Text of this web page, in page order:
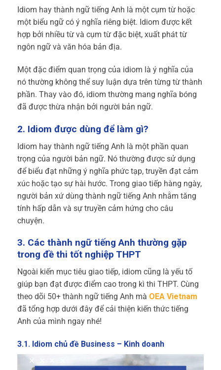
Idiom hay thành ngữ tiếng Anh là một cụm từ hoặc
một biểu ngữ có ý nghĩa riêng biệt. Idiom được kết
hợp bởi nhiều từ và cụm từ đặc biệt, xuất phát từ
ngôn ngữ và văn hóa bản địa.
Một đặc điểm quan trọng của idiom là ý nghĩa của
nó thường không thể suy luận dựa trên từng từ thành
phần. Thay vào đó, idiom thường mang nghĩa bóng
đã được thừa nhận bởi người bản ngữ.
2. Idiom được dùng để làm gì?
Idiom hay thành ngữ tiếng Anh là một phần quan
trọng của người bản ngữ. Nó thường được sử dụng
để biểu đạt những ý nghĩa phức tạp, truyền đạt cảm
xúc hoặc tạo sự hài hước. Trong giao tiếp hàng ngày,
người bản xứ dùng thành ngữ tiếng Anh nhằm tăng
tính hấp dẫn và sự truyền cảm hứng cho câu
chuyện.
3. Các thành ngữ tiếng Anh thường gặp
trong đề thi tốt nghiệp THPT
Ngoài kiến mục tiêu giao tiếp, idiom cũng là yếu tố
giúp bạn đạt được điểm cao trong kì thi THPT. Cùng
theo dõi 50+ thành ngữ tiếng Anh mà OEA Vietnam
đã tổng hợp dưới đây để cải thiện kiến thức tiếng
Anh của mình ngay nhé!
3.1. Idiom chủ đề Business – Kinh doanh